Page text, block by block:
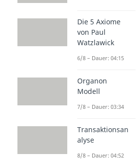
Die 5 Axiome
von Paul
Watzlawick
6/8 – Dauer: 04:15
Organon
Modell
7/8 – Dauer: 03:34
Transaktionsan
alyse
8/8 – Dauer: 04:52